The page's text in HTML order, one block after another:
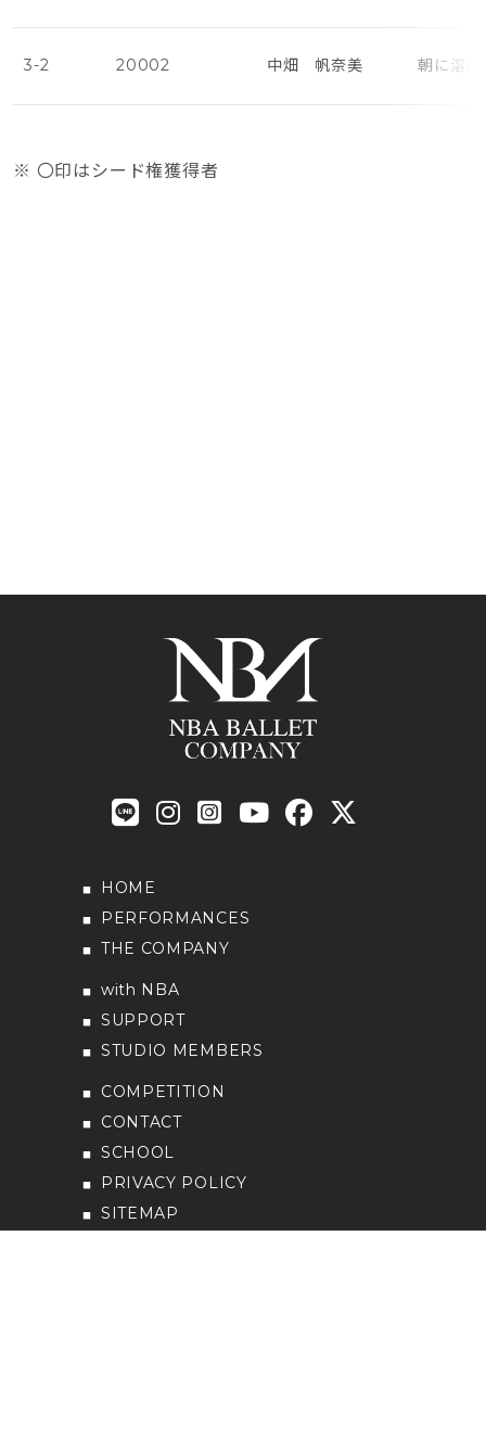
3-2 20002 中畑 帆奈美 朝に溶け
※ 〇印はシード権獲得者
HOME
PERFORMANCES
THE COMPANY
with NBA
SUPPORT
STUDIO MEMBERS
COMPETITION
CONTACT
SCHOOL
PRIVACY POLICY
SITEMAP